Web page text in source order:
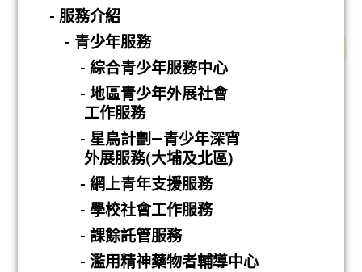
- 服務介紹
- 青少年服務
- 綜合青少年服務中心
- 地區青少年外展社會
工作服務
- 星鳥計劃—青少年深宵
外展服務(大埔及北區)
- 網上青年支援服務
- 學校社會工作服務
- 課餘託管服務
- 濫用精神藥物者輔導中心